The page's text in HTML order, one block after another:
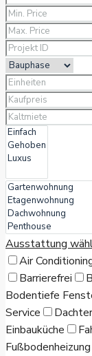
Ausstattung
Air
Barrierefrei
Bodentiefe
Service
Einbauküche
Fußbodenheizung